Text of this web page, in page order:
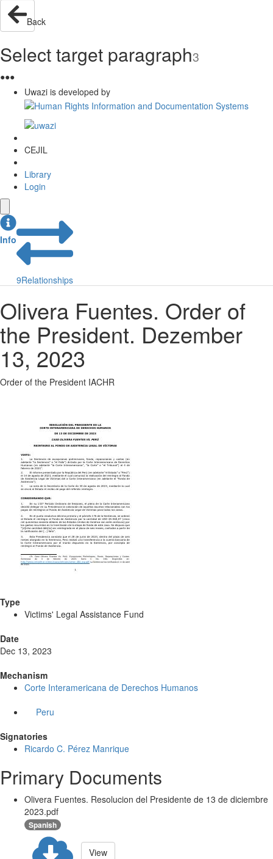
Back
Select target paragraph3
●●●
Uwazi is developed by
CEJIL
Library
Login
Info
9Relationships
Olivera Fuentes. Order of
the President. Dezember
13, 2023
Order of the President IACHR
Type
Victims' Legal Assistance Fund
Date
Dec 13, 2023
Mechanism
Corte Interamericana de Derechos Humanos
Peru
Signatories
Ricardo C. Pérez Manrique
Primary Documents
Olivera Fuentes. Resolucion del Presidente de 13 de diciembre
2023.pdf
Spanish
View